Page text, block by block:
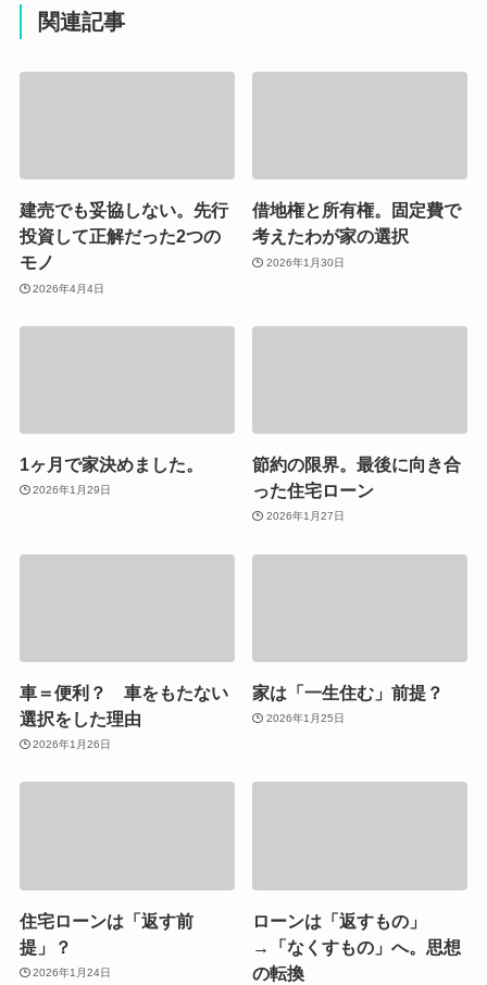
関連記事
建売でも妥協しない。先行
投資して正解だった2つの
モノ
2026年4月4日
借地権と所有権。固定費で
考えたわが家の選択
2026年1月30日
1ヶ月で家決めました。
2026年1月29日
節約の限界。最後に向き合
った住宅ローン
2026年1月27日
車＝便利？ 車をもたない
選択をした理由
2026年1月26日
家は「一生住む」前提？
2026年1月25日
住宅ローンは「返す前
提」？
2026年1月24日
ローンは「返すもの」
→「なくすもの」へ。思想
の転換